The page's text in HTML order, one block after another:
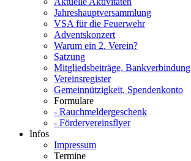
Jahreshauptversammlung
VSA für die Feuerwehr
Adventskonzert
Warum ein 2. Verein?
Satzung
Mitgliedsbeiträge, Bankverbindung
Vereinsregister
Gemeinnützigkeit, Spendenkonto
Formulare
- Rauchmeldergeschenk
- Fördervereinsflyer
Infos
Impressum
Termine